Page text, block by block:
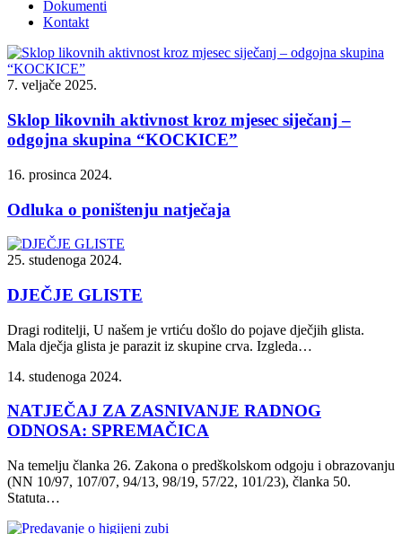
Dokumenti
Kontakt
7. veljače 2025.
Sklop likovnih aktivnost kroz mjesec siječanj –
odgojna skupina “KOCKICE”
16. prosinca 2024.
Odluka o poništenju natječaja
25. studenoga 2024.
DJEČJE GLISTE
Dragi roditelji, U našem je vrtiću došlo do pojave dječjih glista.
Mala dječja glista je parazit iz skupine crva. Izgleda…
14. studenoga 2024.
NATJEČAJ ZA ZASNIVANJE RADNOG
ODNOSA: SPREMAČICA
Na temelju članka 26. Zakona o predškolskom odgoju i obrazovanju
(NN 10/97, 107/07, 94/13, 98/19, 57/22, 101/23), članka 50.
Statuta…